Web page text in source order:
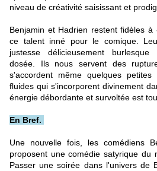
niveau de créativité saisissant et
Benjamin et Hadrien restent fidèles
ce talent inné pour le comique.
justesse délicieusement
dosée. Ils nous servent des
s'accordent même quelques petites
fluides qui s'incorporent divinement
énergie débordante et survoltée est
En Bref.
Une nouvelle fois, les comédiens
proposent une comédie satyrique du
Passer une soirée dans l'univers de